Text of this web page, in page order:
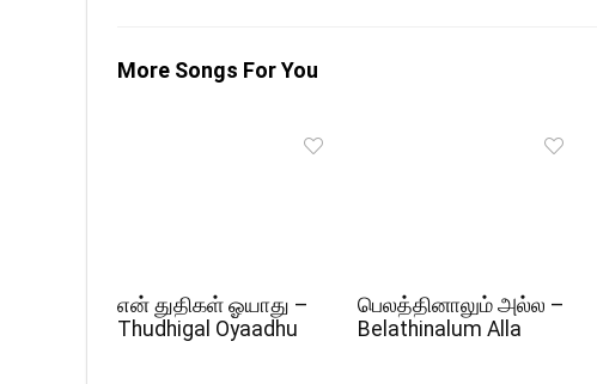
More Songs For You
என் துதிகள் ஓயாது –
Thudhigal Oyaadhu
பெலத்தினாலும் அல்ல –
Belathinalum Alla